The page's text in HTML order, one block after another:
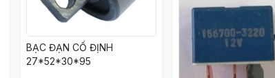
BẠC ĐẠN CỐ ĐỊNH
27*52*30*95